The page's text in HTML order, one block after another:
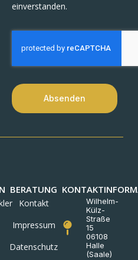
einverstanden.
Absenden
BERATUNG
Kontakt
Impressum
Datenschutz
Wilhelm-
Külz-
Straße
15
06108
Halle
(Saale)